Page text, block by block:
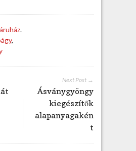
s
z
.
,
Next Post →
Ásványgyöngy
kiegészítők
alapanyagakén
t